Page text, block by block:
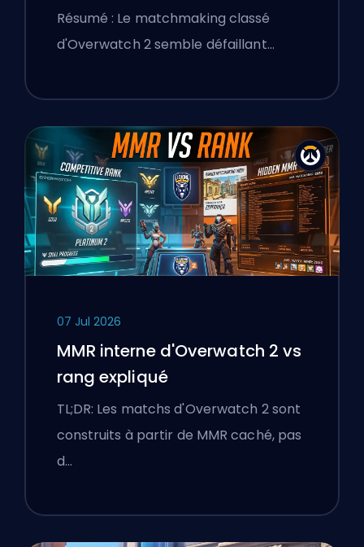
d'Overwatch 2 et les Lobbies
Déséquilibrés
Résumé : Le matchmaking classé
d'Overwatch 2 semble défaillant…
07 Jul 2026
MMR interne d'Overwatch 2 vs
rang expliqué
TL;DR: Les matchs d'Overwatch 2 sont
construits à partir de MMR caché, pas
d…